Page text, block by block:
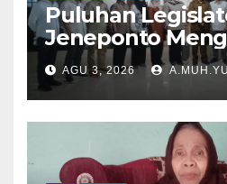
Puluhan
Jeneponto
Disdik Sulsel
AGU 3, 2026